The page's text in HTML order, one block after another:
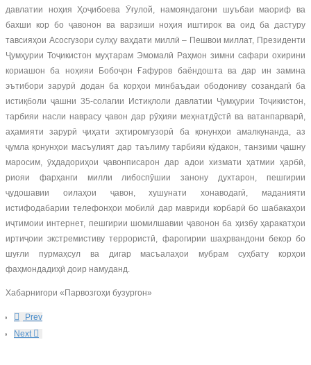
давлатии ноҳия Ҳоҷибоева Ӯғулой, намояндагони шуъбаи маориф ва
бахши кор бо ҷавонон ва варзиши ноҳия иштирок ва оид ба дастуру
тавсияҳои Асосгузори сулҳу ваҳдати миллӣ – Пешвои миллат, Президенти
Ҷумҳурии Тоҷикистон муҳтарам Эмомалӣ Раҳмон зимни сафари охирини
кориашон ба ноҳияи Бобоҷон Ғафуров баёндошта ва дар ин замина
эътибори зарурӣ додан ба корҳои минбаъдаи ободониву созандагӣ ба
истиқболи ҷашни 35-солагии Истиқлоли давлатии Ҷумҳурии Тоҷикистон,
тарбияи насли наврасу ҷавон дар рӯҳияи меҳнатдӯстӣ ва ватанпарварӣ,
аҳамияти зарурӣ ҷиҳати эҳтиромгузорӣ ба қонунҳои амалкунанда, аз
ҷумла қонунҳои масъулият дар таълиму тарбияи кӯдакон, танзими ҷашну
маросим, ӯҳдадориҳои ҷавонписарон дар адои хизмати ҳатмии ҳарбӣ,
риояи фарҳанги милли либоспӯшии занону духтарон, пешгирии
ҷудошавии оилаҳои ҷавон, хушунати хонаводагӣ, маданияти
истифодабарии телефонҳои мобилӣ дар мавриди корбарӣ бо шабакаҳои
иҷтимоии интернет, пешгирии шомилшавии ҷавонон ба ҳизбу ҳаракатҳои
иртиҷоии экстремистиву террористӣ, фарогирии шаҳрвандони бекор бо
шуғли пурмаҳсул ва дигар масъалаҳои мубрам суҳбату корҳои
фаҳмондадиҳӣ доир намуданд.
Хабарнигори «Парвозгоҳи бузургон»
Prev
Next